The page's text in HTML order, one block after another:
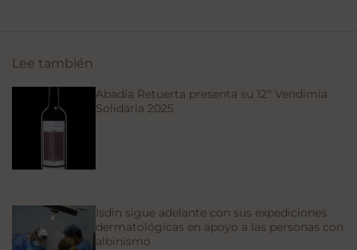
Lee también
Abadía Retuerta presenta su 12ª Vendimia
Solidaria 2025
Isdin sigue adelante con sus expediciones
dermatológicas en apoyo a las personas con
albinismo